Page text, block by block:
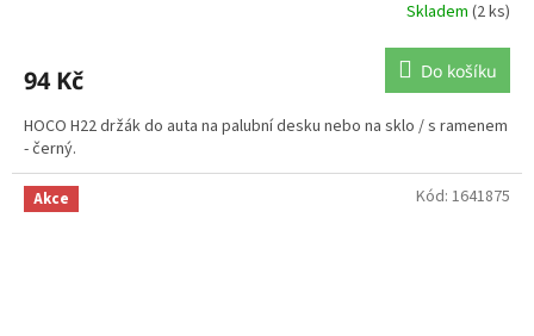
Skladem (2 ks)
94 Kč Do košíku
HOCO H22 držák do auta na palubní desku nebo na sklo / s ramenem
- černý.
Akce Kód: 1641875